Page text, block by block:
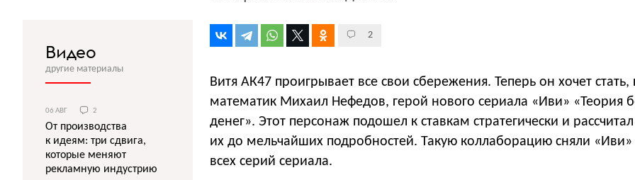
2
Витя АК47 проигрывает все свои сбережения. Теперь он хочет стать,
математик Михаил Нефедов, герой нового сериала «Иви» «Теория
денег». Этот персонаж подошел к ставкам стратегически и рассчитал
их до мельчайших подробностей. Такую коллаборацию сняли «Иви»
всех серий сериала.
Видео
другие материалы
06 АВГ 2
От производства
к идеям: три сдвига,
которые меняют
рекламную индустрию